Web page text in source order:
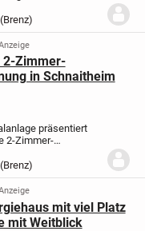
verstehen.
saniertes...
2-Zimmer-
in Schnaitheim
präsentiert
2-Zimmer-
"Krone Garten", die
wurde. Das
Seniorenwo...
mit viel Platz
mit Weitblick